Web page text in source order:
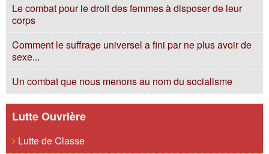
Le combat pour le droit des femmes à disposer de leur
corps
Comment le suffrage universel a fini par ne plus avoir de
sexe...
Un combat que nous menons au nom du socialisme
Lutte Ouvrière
Lutte de Classe